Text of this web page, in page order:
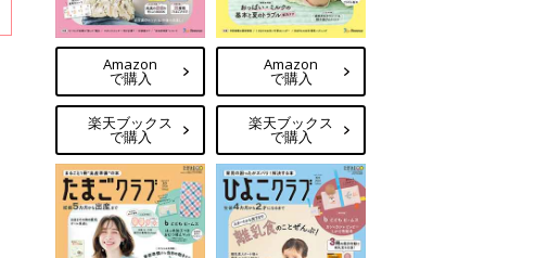
Amazon
で購入
楽天ブックス
で購入
Amazon
で購入
楽天ブックス
で購入